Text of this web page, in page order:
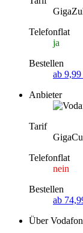
Telefonflat
ja
Bestellen
ab 9,99
Anbieter
Tarif
Telefonflat
nein
Bestellen
ab
Über